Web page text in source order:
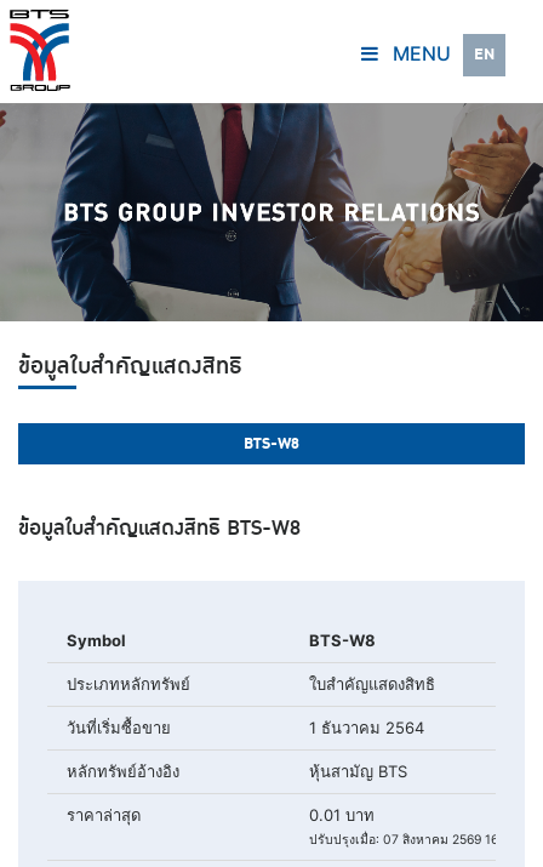
MENU EN
ข้อมูลใบสำคัญแสดงสิทธิ
BTS-W8
ข้อมูลใบสำคัญแสดงสิทธิ BTS-W8
Symbol BTS-W8
ประเภทหลักทรัพย์ ใบสำคัญแสดงสิทธิ
วันที่เริ่มซื้อขาย 1 ธันวาคม 2564
หลักทรัพย์อ้างอิง หุ้นสามัญ BTS
ราคาล่าสุด 0.01 บาท
ปรับปรุงเมื่อ: 07 สิงหาคม 2569 16:19